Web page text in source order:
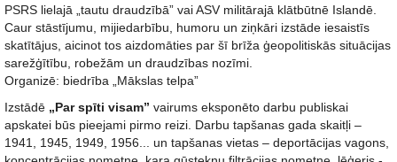
PSRS lielajā „tautu draudzībā” vai ASV militārajā klātbūtnē Islandē.
Caur stāstījumu, mijiedarbību, humoru un ziņkāri izstāde iesaistīs
skatītājus, aicinot tos aizdomāties par šī brīža ģeopolitiskās situācijas
sarežģītību, robežām un draudzības nozīmi.
Organizē: biedrība „Mākslas telpa”
Izstādē „Par spīti visam” vairums eksponēto darbu publiskai
apskatei būs pieejami pirmo reizi. Darbu tapšanas gada skaitļi –
1941, 1945, 1949, 1956... un tapšanas vietas – deportācijas vagons,